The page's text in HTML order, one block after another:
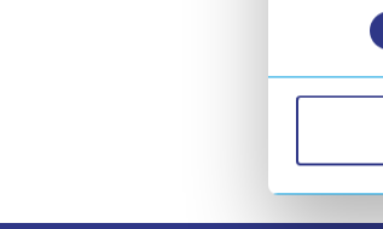
consentement